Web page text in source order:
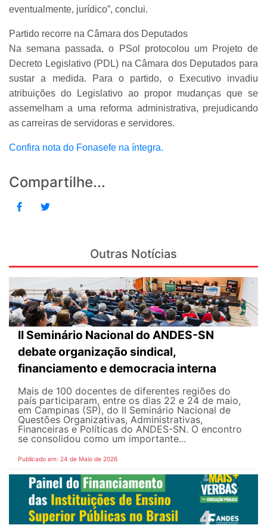
eventualmente, jurídico”, conclui.
Partido recorre na Câmara dos Deputados
Na semana passada, o PSol protocolou um Projeto de
Decreto Legislativo (PDL) na Câmara dos Deputados para
sustar a medida. Para o partido, o Executivo invadiu
atribuições do Legislativo ao propor mudanças que se
assemelham a uma reforma administrativa, prejudicando
as carreiras de servidoras e servidores.
Confira nota do Fonasefe na íntegra.
Compartilhe...
Outras Notícias
II Seminário Nacional do ANDES-SN
debate organização sindical,
financiamento e democracia interna
Mais de 100 docentes de diferentes regiões do
país participaram, entre os dias 22 e 24 de maio,
em Campinas (SP), do II Seminário Nacional de
Questões Organizativas, Administrativas,
Financeiras e Políticas do ANDES-SN. O encontro
se consolidou como um importante...
Publicado em: 24 de Maio de 2026